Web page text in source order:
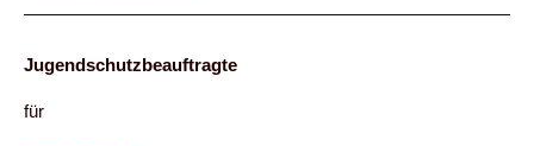
Jugendschutzbeauftragte
für